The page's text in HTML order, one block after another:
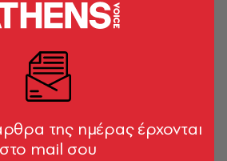
Festival: Μουσικές
δραστηριότητες
κάτοικοι και επισκέπτες της
της ημέρας έρχονται
στο mail σου